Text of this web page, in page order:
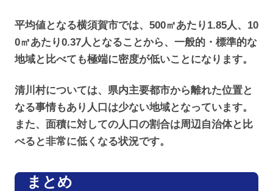
平均値となる横須賀市では、500㎡あたり1.85人、10
0㎡あたり0.37人となることから、一般的・標準的な
地域と比べても極端に密度が低いことになります。
清川村については、県内主要都市から離れた位置と
なる事情もあり人口は少ない地域となっています。
また、面積に対しての人口の割合は周辺自治体と比
べると非常に低くなる状況です。
まとめ